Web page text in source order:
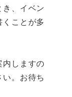
、イベン
くことが多
しますの
。お待ち